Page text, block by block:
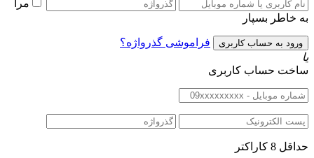
مرا
به خاطر بسپار
فراموشی گذرواژه؟
یا
ساخت حساب کاربری
حداقل 8 کاراکتر